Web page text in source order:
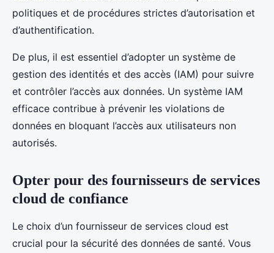
politiques et de procédures strictes d’autorisation et
d’authentification.
De plus, il est essentiel d’adopter un système de
gestion des identités et des accès (IAM) pour suivre
et contrôler l’accès aux données. Un système IAM
efficace contribue à prévenir les violations de
données en bloquant l’accès aux utilisateurs non
autorisés.
Opter pour des fournisseurs de services
cloud de confiance
Le choix d’un fournisseur de services cloud est
crucial pour la sécurité des données de santé. Vous